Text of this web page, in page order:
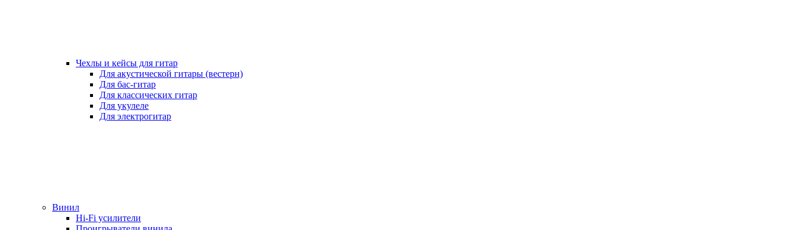
Чехлы и кейсы для гитар
Для акустической гитары (вестерн)
Для бас-гитар
Для классических гитар
Для укулеле
Для электрогитар
Винил
Hi-Fi усилители